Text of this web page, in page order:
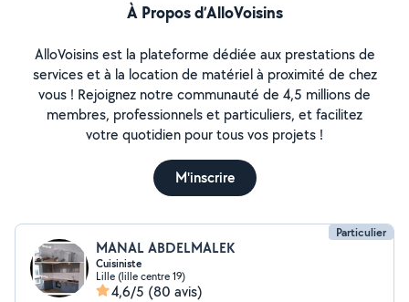
À Propos d’AlloVoisins
AlloVoisins est la plateforme dédiée aux prestations de
services et à la location de matériel à proximité de chez
vous ! Rejoignez notre communauté de 4,5 millions de
membres, professionnels et particuliers, et facilitez
votre quotidien pour tous vos projets !
M'inscrire
Particulier
MANAL ABDELMALEK
Cuisiniste
Lille (lille centre 19)
4,6/5 (80 avis)